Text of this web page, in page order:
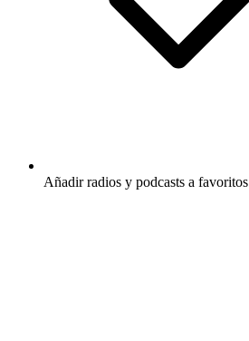
Añadir radios y podcasts a favoritos